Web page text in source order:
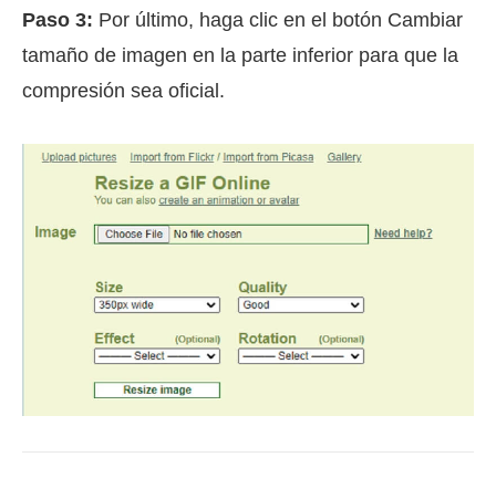
Paso 3: Por último, haga clic en el botón Cambiar
tamaño de imagen en la parte inferior para que la
compresión sea oficial.